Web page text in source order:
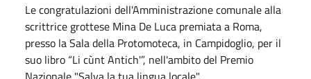
Le congratulazioni dell'Amministrazione comunale alla
scrittrice grottese Mina De Luca premiata a Roma,
presso la Sala della Protomoteca, in Campidoglio, per il
suo libro “Li cùnt Antich'”, nell'ambito del Premio